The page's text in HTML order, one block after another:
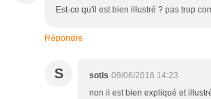
Est-ce qu'il est bien illustré ? pas trop
Répondre
S sotis 09/06/2016 14:23
non il est bien expliqué et